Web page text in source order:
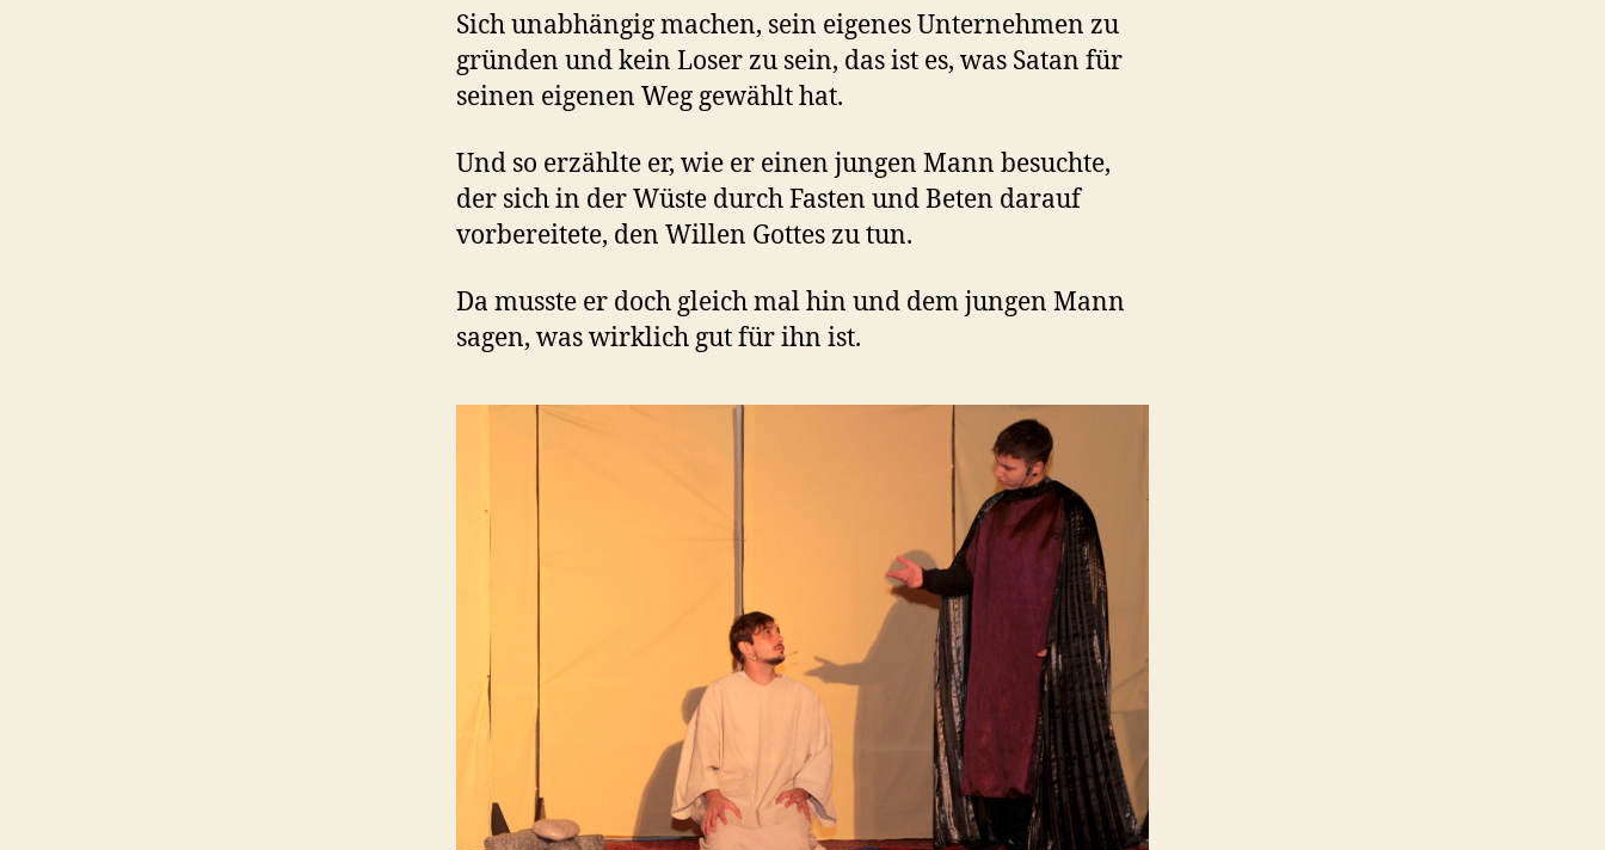
Sich unabhängig machen, sein eigenes Unternehmen zu
gründen und kein Loser zu sein, das ist es, was Satan für
seinen eigenen Weg gewählt hat.
Und so erzählte er, wie er einen jungen Mann besuchte,
der sich in der Wüste durch Fasten und Beten darauf
vorbereitete, den Willen Gottes zu tun.
Da musste er doch gleich mal hin und dem jungen Mann
sagen, was wirklich gut für ihn ist.